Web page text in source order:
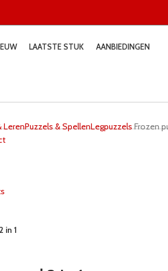
LAATSTE STUK AANBIEDINGEN
LerenPuzzels & SpellenLegpuzzelsFrozen
in 1